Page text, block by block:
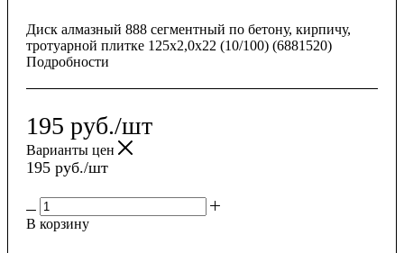
Диск алмазный 888 сегментный по бетону, кирпичу,
тротуарной плитке 125х2,0х22 (10/100) (6881520)
Подробности
195 руб./шт
Варианты цен
195 руб./шт
В корзину